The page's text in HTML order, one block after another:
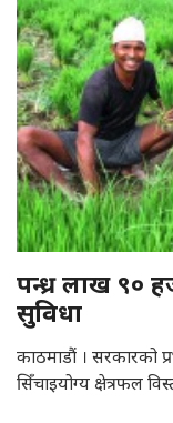
पन्ध्र लाख ९०
सुविधा
काठमाडौं । सरकारको
सिँचाइयोग्य क्षेत्रफल